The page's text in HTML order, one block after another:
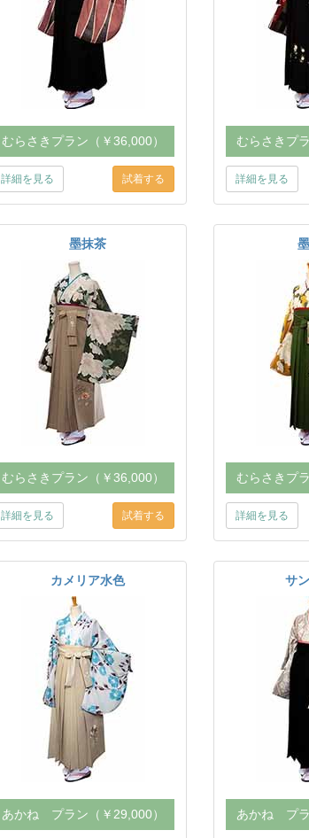
むらさきプラン（￥36,000）
詳細を見る
むらさきプ
詳細を見る
墨抹茶
むらさきプラン（￥36,000）
詳細を見る
むらさきプ
詳細を見る
カメリア水色
あかね プラン（￥29,000）
サ
あかね プラ